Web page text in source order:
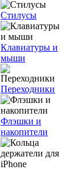
Стилусы
Клавиатуры и
мыши
Переходники
Флэшки и
накопители